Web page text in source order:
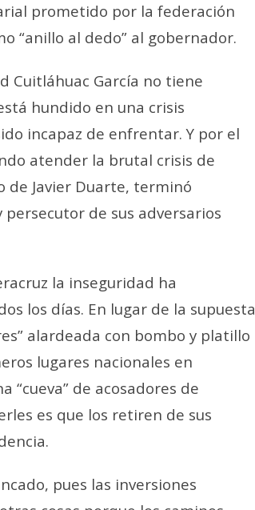
prometido por la federación
“anillo al dedo” al gobernador.
Cuitláhuac García no tiene
hundido en una crisis
incapaz de enfrentar. Y por el
atender la brutal crisis de
de Javier Duarte, terminó
de sus adversarios
la inseguridad ha
los días. En lugar de la supuesta
alardeada con bombo y platillo
lugares nacionales en
de acosadores de
es que los retiren de sus
pues las inversiones